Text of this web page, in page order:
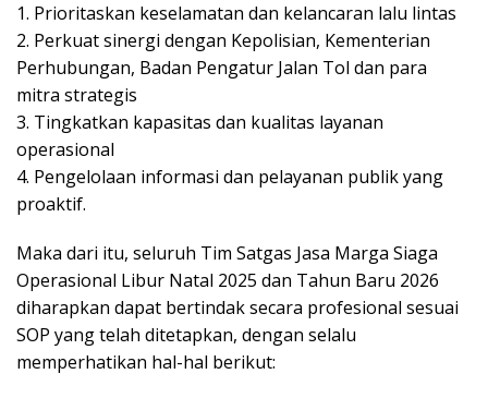
1. Prioritaskan keselamatan dan kelancaran lalu lintas
2. Perkuat sinergi dengan Kepolisian, Kementerian
Perhubungan, Badan Pengatur Jalan Tol dan para
mitra strategis
3. Tingkatkan kapasitas dan kualitas layanan
operasional
4. Pengelolaan informasi dan pelayanan publik yang
proaktif.
Maka dari itu, seluruh Tim Satgas Jasa Marga Siaga
Operasional Libur Natal 2025 dan Tahun Baru 2026
diharapkan dapat bertindak secara profesional sesuai
SOP yang telah ditetapkan, dengan selalu
memperhatikan hal-hal berikut: